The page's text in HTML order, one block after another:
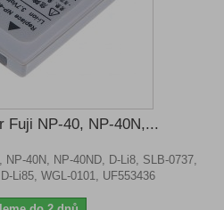
Fuji NP-40, NP-40N,...
NP-40N, NP-40ND, D-Li8, SLB-0737,
Li85, WGL-0101, UF553436